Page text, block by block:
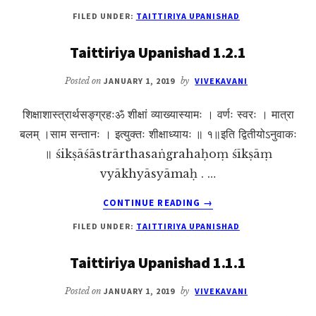
UPANISHAD
FILED UNDER: TAITTIRIYA UPANISHAD
Taittiriya Upanishad 1.2.1
Posted on JANUARY 1, 2019 by VIVEKAVANI
शिक्षाशास्त्रार्थसङ्ग्रहःॐ शीक्षां व्याख्यास्यामः । वर्णः स्वरः । मात्रा
बलम् ।साम सन्तानः । इत्युक्तः शीक्षाध्यायः ॥ १॥इति द्वितीयोऽनुवाकः
॥ śikṣāśāstrārthasaṅgrahaḥoṃ śīkṣāṃ
vyākhyāsyāmaḥ . …
CONTINUE READING
ABOUT
UPANISHAD
→
FILED UNDER: TAITTIRIYA UPANISHAD
Taittiriya Upanishad 1.1.1
Posted on JANUARY 1, 2019 by VIVEKAVANI